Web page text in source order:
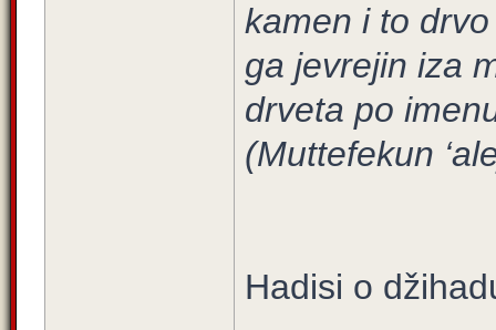
kamen i to
ga jevrejin iza
drveta po
(Muttefekun
Hadisi o